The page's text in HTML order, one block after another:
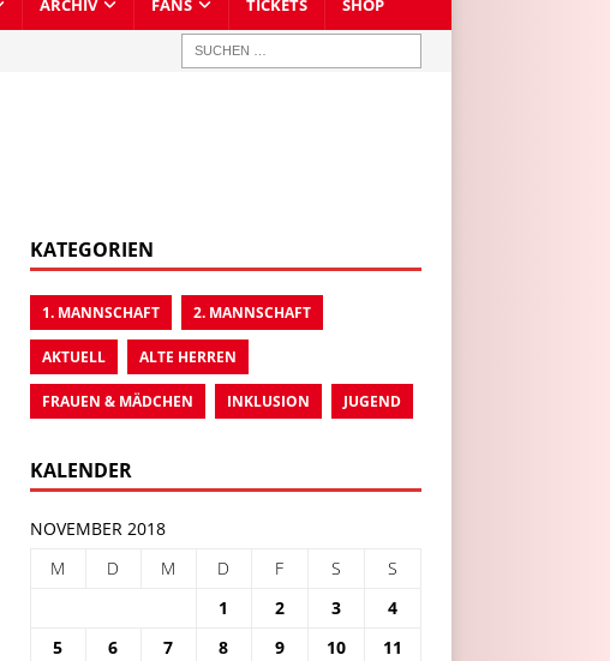
ARCHIV FANS TICKETS SHOP
KATEGORIEN
1. MANNSCHAFT 2. MANNSCHAFT
AKTUELL ALTE HERREN
FRAUEN & MÄDCHEN INKLUSION JUGEND
KALENDER
NOVEMBER 2018
M
D M D F S
S
1
2 3
4
5
6 7 8 9 10 11